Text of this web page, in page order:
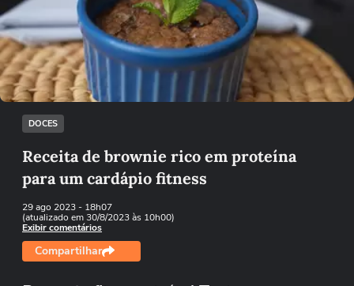
Não foi possível reproduzir o vídeo
Tentar novamente
DOCES
Receita de brownie rico em proteína
para um cardápio fitness
29 ago 2023- 18h07
(atualizado em 30/8/2023 às 10h00)
Exibir comentários
Compartilhar